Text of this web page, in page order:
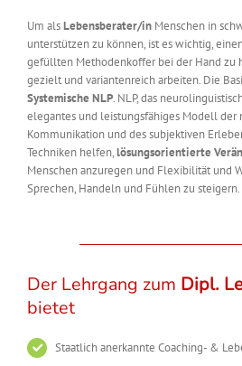
Um alsLebensberater/in Menschen in
unterstützen zu können, ist es wichtig,
gefüllten Methodenkoffer bei der Hand zu
gezielt und variantenreich arbeiten. Die
Systemische NLP. NLP, das
elegantes und leistungsfähiges Modell der
Kommunikation und des subjektiven
Techniken helfen,lösungsorientierte
Menschen anzuregen und Flexibilität und
Sprechen, Handeln und Fühlen zu steigern.
Der Lehrgang zum Dipl.
bietet
Staatlich anerkannte Coaching- &